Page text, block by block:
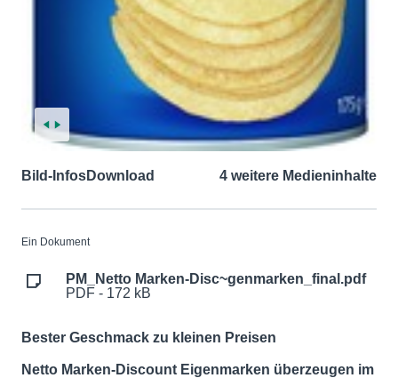
Bild-InfosDownload 4 weitere Medieninhalte
Ein Dokument
PM_Netto Marken-Disc~genmarken_final.pdf
PDF - 172 kB
Bester Geschmack zu kleinen Preisen
Netto Marken-Discount Eigenmarken überzeugen im